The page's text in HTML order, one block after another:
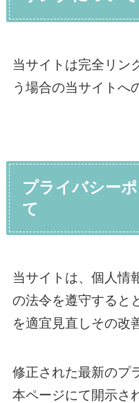
当サイトは完全リン
う場合の当サイトへ
プライバシー
て
当サイトは、個人情
の法令を遵守すると
を適宜見直しその改
修正された最新のプ
本ページにて開示さ